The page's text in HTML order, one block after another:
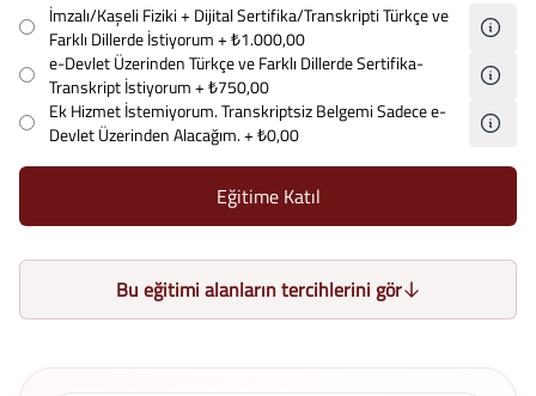
İmzalı/Kaşeli Fiziki + Dijital Sertifika/Transkripti Türkçe ve
Farklı Dillerde İstiyorum+ ₺1.000,00
e-Devlet Üzerinden Türkçe ve Farklı Dillerde Sertifika-
Transkript İstiyorum+ ₺750,00
Ek Hizmet İstemiyorum. Transkriptsiz Belgemi Sadece e-
Devlet Üzerinden Alacağım.+ ₺0,00
Eğitime Katıl
Bu eğitimi alanların tercihlerini gör